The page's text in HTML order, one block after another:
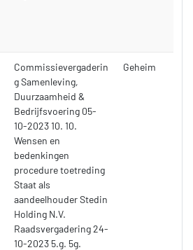
Commissievergaderin
g Samenleving,
Duurzaamheid &
Bedrijfsvoering 05-
10-2023 10. 10.
Wensen en
bedenkingen
procedure toetreding
Staat als
aandeelhouder Stedin
Holding N.V.
Raadsvergadering 24-
10-2023 5.g. 5g.
Geheim